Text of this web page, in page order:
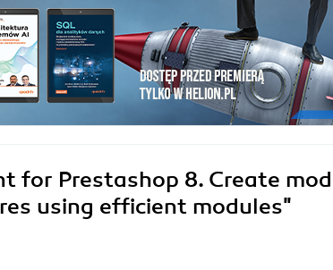
for Prestashop 8. Create
using efficient modules"